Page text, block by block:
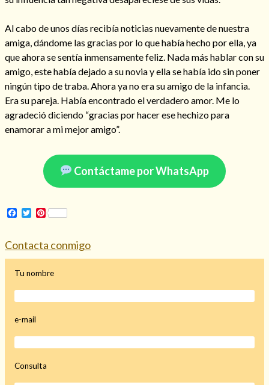
Al cabo de unos días recibía noticias nuevamente de nuestra
amiga, dándome las gracias por lo que había hecho por ella, ya
que ahora se sentía inmensamente feliz. Nada más hablar con su
amigo, este había dejado a su novia y ella se había ido sin poner
ningún tipo de traba. Ahora ya no era su amigo de la infancia.
Era su pareja. Había encontrado el verdadero amor. Me lo
agradeció diciendo “gracias por hacer ese hechizo para
enamorar a mi mejor amigo”.
Contáctame por WhatsApp
Facebook
TwitterPinterest
Contacta conmigo
Tu nombre
e-mail
Consulta